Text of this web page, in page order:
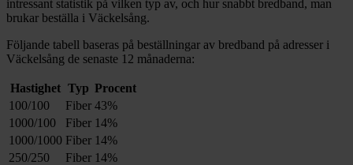
intressant statistik på vilken typ av, och hur snabbt bredband, man
brukar beställa i Väckelsång.
Följande tabell baseras på beställningar av bredband på adresser i
Väckelsång de senaste 12 månaderna:
Hastighet Typ Procent
100/100
Fiber 43%
1000/100
Fiber 14%
1000/1000 Fiber 14%
250/250
Fiber 14%